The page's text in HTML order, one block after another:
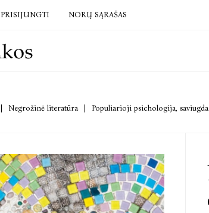
PRISIJUNGTI NORŲ SĄRAŠAS
Negrožinė literatūra Populiarioji psichologija, saviugda